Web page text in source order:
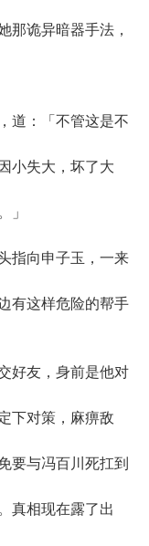
诡异暗器手法，
：「不管这是不
小失大，坏了大
」
向申子玉，一来
有这样危险的帮手
友，身前是他对
下对策，麻痹敌
要与冯百川死扛到
真相现在露了出